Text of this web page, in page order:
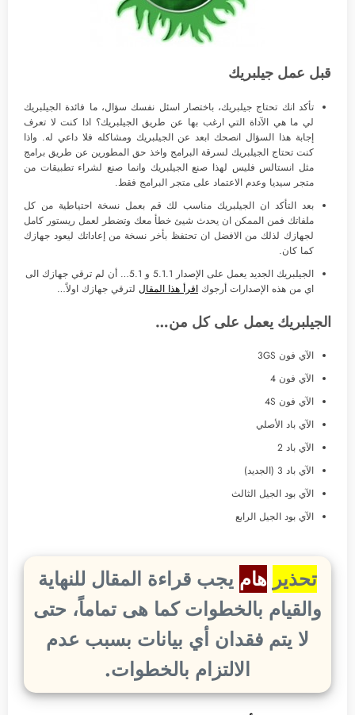
قبل عمل جيلبريك
تأكد انك تحتاج جيلبريك، باختصار اسئل نفسك سؤال، ما فائدة الجيلبريك
لي ما هي الآداة التي ارغب بها عن طريق الجيلبريك؟ اذا كنت لا تعرف
إجابة هذا السؤال انصحك ابعد عن الجيلبريك ومشاكله فلا داعي له. واذا
كنت تحتاج الجيلبريك لسرقة البرامج واخذ حق المطورين عن طريق برامج
مثل انستالس فليس لهذا صنع الجيلبريك وانما صنع لشراء تطبيقات من
متجر سيديا وعدم الاعتماد على متجر البرامج فقط.
بعد التأكد ان الجيلبريك مناسب لك قم بعمل نسخة احتياطية من كل
ملفاتك فمن الممكن ان يحدث شيئ خطأ معك وتضطر لعمل ريستور كامل
لجهازك لذلك من الافضل ان تحتفظ بأخر نسخة من إعاداتك ليعود جهازك
كما كان.
الجيلبريك الجديد يعمل على الإصدار 5.1.1 و 5.1… أن لم ترقي جهازك الى
اي من هذه الإصدارات أرجوك اقرأ هذا المقال لترقي جهازك اولاً…
الجيلبريك يعمل على كل من…
الآي فون 3GS
الآي فون 4
الآي فون 4S
الآي باد الأصلي
الآي باد 2
الآي باد 3 (الجديد)
الآي بود الجيل الثالث
الآي بود الجيل الرابع
تحذير هام يجب قراءة المقال للنهاية
والقيام بالخطوات كما هى تماماً، حتى
لا يتم فقدان أي بيانات بسبب عدم
الالتزام بالخطوات.